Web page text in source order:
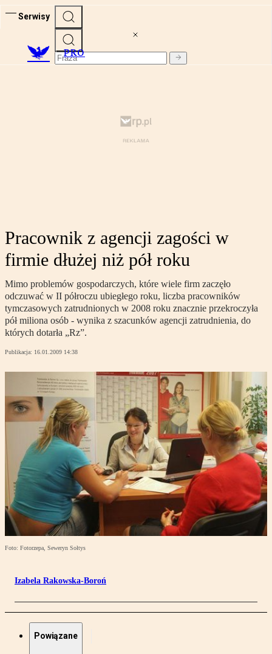
Serwisy
PRO
Pracownik z agencji zagości w
firmie dłużej niż pół roku
Mimo problemów gospodarczych, które wiele firm zaczęło
odczuwać w II półroczu ubiegłego roku, liczba pracowników
tymczasowych zatrudnionych w 2008 roku znacznie przekroczyła
pół miliona osób - wynika z szacunków agencji zatrudnienia, do
których dotarła „Rz”.
Publikacja: 16.01.2009 14:38
Foto: Fotorzepa, Seweryn Sołtys
Izabela Rakowska-Boroń
Powiązane